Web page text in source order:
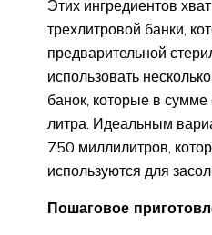
Этих ингредиентов
трехлитровой банки,
предварительной
использовать
банок, которые в сумме
литра. Идеальным
750 миллилитров,
используются для
Пошаговое